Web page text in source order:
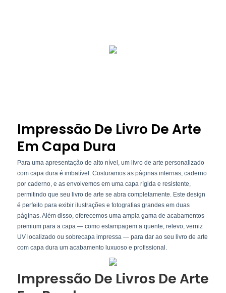
Impressão De Livro De Arte
Em Capa Dura
Para uma apresentação de alto nível, um livro de arte personalizado
com capa dura é imbatível. Costuramos as páginas internas, caderno
por caderno, e as envolvemos em uma capa rígida e resistente,
permitindo que seu livro de arte se abra completamente. Este design
é perfeito para exibir ilustrações e fotografias grandes em duas
páginas. Além disso, oferecemos uma ampla gama de acabamentos
premium para a capa — como estampagem a quente, relevo, verniz
UV localizado ou sobrecapa impressa — para dar ao seu livro de arte
com capa dura um acabamento luxuoso e profissional.
Impressão De Livros De Arte